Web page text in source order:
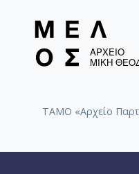
ΤΑΜΟ «Αρχείο